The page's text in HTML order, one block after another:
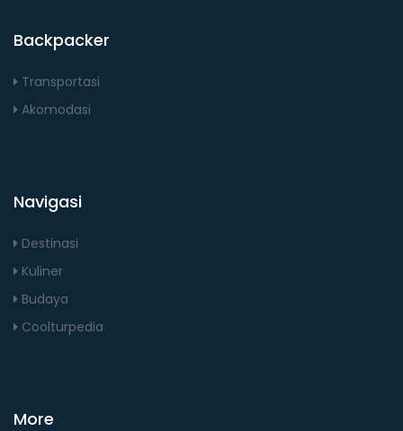
Backpacker
Transportasi
Akomodasi
Navigasi
Destinasi
Kuliner
Budaya
Coolturpedia
More